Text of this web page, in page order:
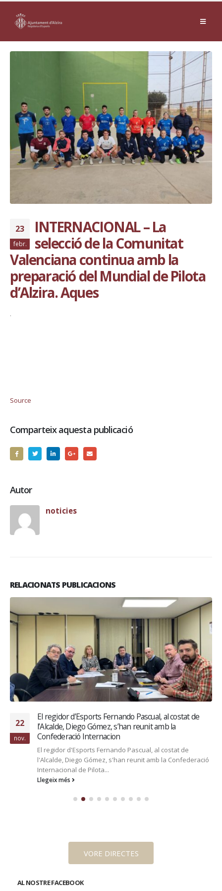
23
febr.
INTERNACIONAL – La
selecció de la Comunitat
Valenciana continua amb la
preparació del Mundial de Pilota
d’Alzira. Aques
·
Source
Comparteix aquesta publicació
Autor
noticies
RELACIONATS PUBLICACIONS
22
nov.
El regidor d’Esports Fernando Pascual, al costat de
l’Alcalde, Diego Gómez, s’han reunit amb la
Confederació Internacion
El regidor d'Esports Fernando Pascual, al costat de
l'Alcalde, Diego Gómez, s'han reunit amb la Confederació
Internacional de Pilota...
Llegeix més
VORE DIRECTES
AL NOSTRE FACEBOOK